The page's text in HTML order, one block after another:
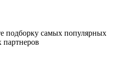
подборку самых популярных